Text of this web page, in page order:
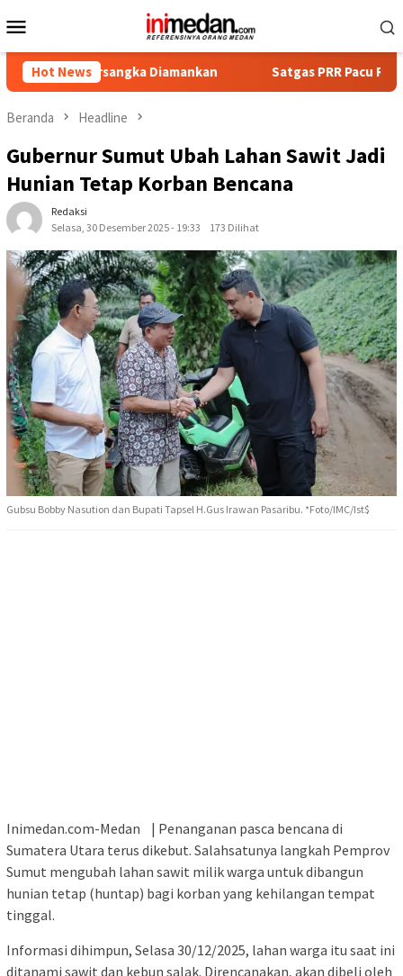
ke
Mobile
Hot News
Diamankan Satgas PRR Pacu Realisasi
Beranda Headline
Gubernur Sumut Ubah Lahan Sawit Jadi
Hunian Tetap Korban Bencana
Redaksi
Selasa, 30 Desember 2025 - 19:33
173 Dilihat
Gubsu Bobby Nasution dan Bupati Tapsel H.Gus Irawan Pasaribu. *Foto/IMC/Ist$
Inimedan.com-Medan | Penanganan pasca bencana di
Sumatera Utara terus dikebut. Salahsatunya langkah Pemprov
Sumut mengubah lahan sawit milik warga untuk dibangun
hunian tetap (huntap) bagi korban yang kehilangan tempat
tinggal.
Informasi dihimpun, Selasa 30/12/2025, lahan warga itu saat ini
ditanami sawit dan kebun salak. Direncanakan, akan dibeli oleh